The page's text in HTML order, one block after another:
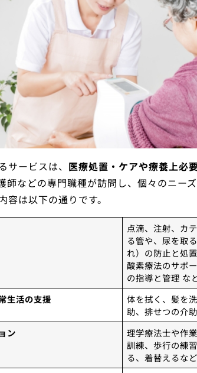
サービスは、 医療処置・ケアや療養上必
師などの専門職種が訪問し、個々のニー
容は以下の通りです。
点滴、注射、カ
る管や、尿を取
れ）の防止と処
酸素療法のサポ
の指導と管理 な
生活の支援
体を拭く、髪を
助、排せつの介
ン
理学療法士や作
訓練、歩行の練
る、着替えるなど